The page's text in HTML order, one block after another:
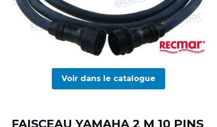
Voir dans le catalogue
FAISCEAU YAMAHA 2 M 10 PINS